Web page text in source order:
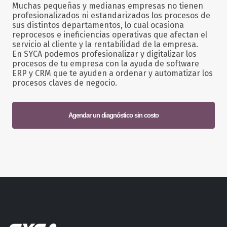
Muchas pequeñas y medianas empresas no tienen
profesionalizados ni estandarizados los procesos de
sus distintos departamentos, lo cual ocasiona
reprocesos e ineficiencias operativas que afectan el
servicio al cliente y la rentabilidad de la empresa.
En SYCA podemos profesionalizar y digitalizar los
procesos de tu empresa con la ayuda de software
ERP y CRM que te ayuden a ordenar y automatizar los
procesos claves de negocio.
Agendar un diagnóstico sin costo